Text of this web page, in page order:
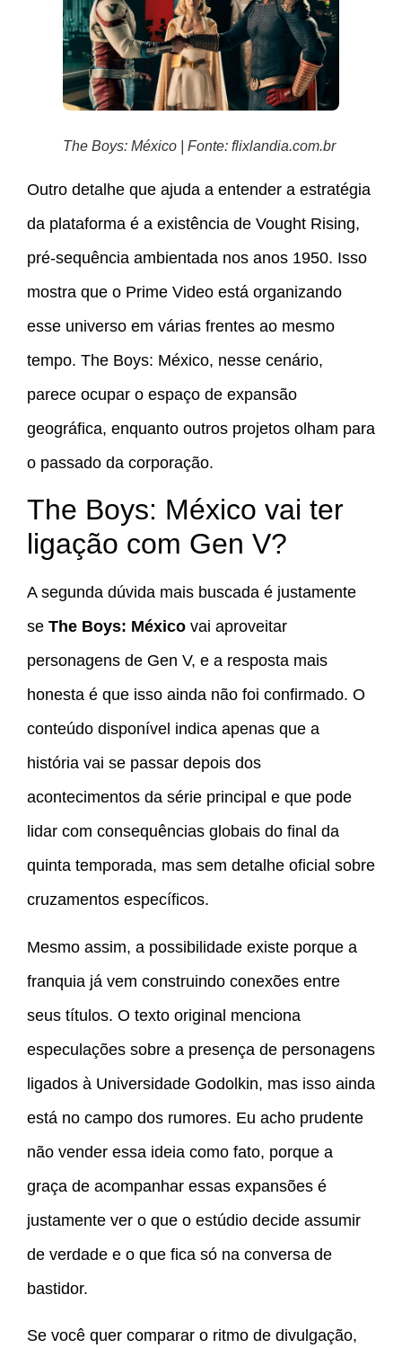
The Boys: México | Fonte: flixlandia.com.br
Outro detalhe que ajuda a entender a estratégia
da plataforma é a existência de Vought Rising,
pré-sequência ambientada nos anos 1950. Isso
mostra que o Prime Video está organizando
esse universo em várias frentes ao mesmo
tempo. The Boys: México, nesse cenário,
parece ocupar o espaço de expansão
geográfica, enquanto outros projetos olham para
o passado da corporação.
The Boys: México vai ter
ligação com Gen V?
A segunda dúvida mais buscada é justamente
se The Boys: México vai aproveitar
personagens de Gen V, e a resposta mais
honesta é que isso ainda não foi confirmado. O
conteúdo disponível indica apenas que a
história vai se passar depois dos
acontecimentos da série principal e que pode
lidar com consequências globais do final da
quinta temporada, mas sem detalhe oficial sobre
cruzamentos específicos.
Mesmo assim, a possibilidade existe porque a
franquia já vem construindo conexões entre
seus títulos. O texto original menciona
especulações sobre a presença de personagens
ligados à Universidade Godolkin, mas isso ainda
está no campo dos rumores. Eu acho prudente
não vender essa ideia como fato, porque a
graça de acompanhar essas expansões é
justamente ver o que o estúdio decide assumir
de verdade e o que fica só na conversa de
bastidor.
Se você quer comparar o ritmo de divulgação,